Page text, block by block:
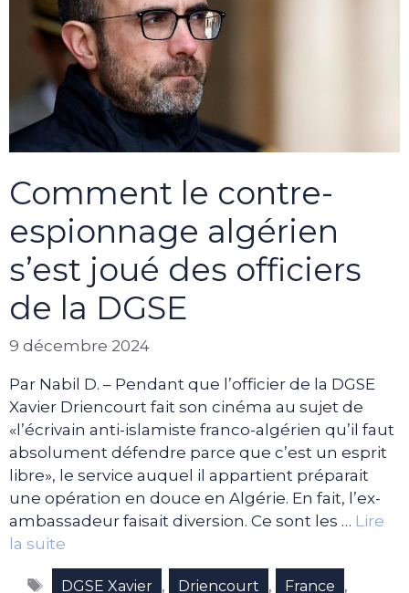
Comment le contre-
espionnage algérien
s’est joué des officiers
de la DGSE
9 décembre 2024
Par Nabil D. – Pendant que l’officier de la DGSE
Xavier Driencourt fait son cinéma au sujet de
«l’écrivain anti-islamiste franco-algérien qu’il faut
absolument défendre parce que c’est un esprit
libre», le service auquel il appartient préparait
une opération en douce en Algérie. En fait, l’ex-
ambassadeur faisait diversion. Ce sont les … Lire
la suite
Étiquettes
DGSE Xavier , Driencourt , France ,